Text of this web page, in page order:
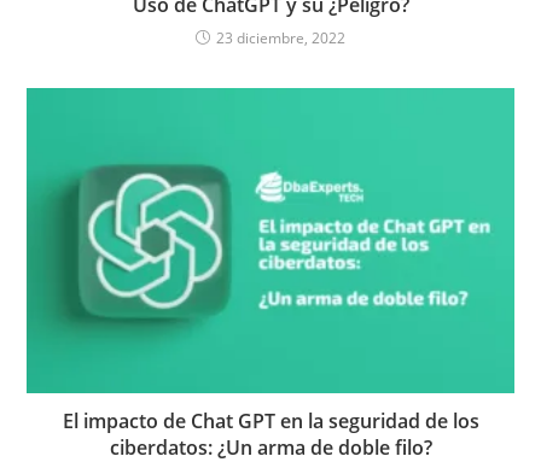
23 diciembre, 2022
El impacto de Chat GPT en la seguridad de los
ciberdatos: ¿Un arma de doble filo?